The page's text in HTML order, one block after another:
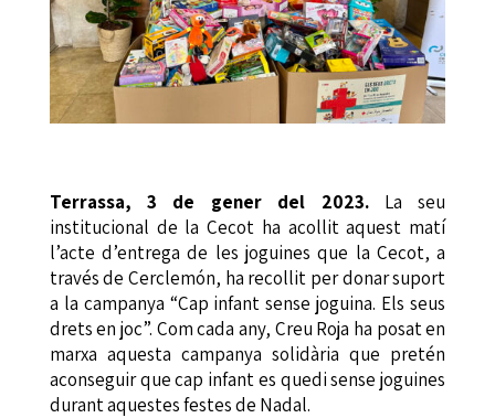
Terrassa, 3 de gener del 2023. La seu
institucional de la Cecot ha acollit aquest matí
l’acte d’entrega de les joguines que la Cecot, a
través de Cerclemón, ha recollit per donar suport
a la campanya “Cap infant sense joguina. Els seus
drets en joc”. Com cada any, Creu Roja ha posat en
marxa aquesta campanya solidària que pretén
aconseguir que cap infant es quedi sense joguines
durant aquestes festes de Nadal.